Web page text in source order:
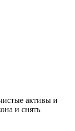
активы и
и снять